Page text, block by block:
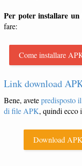
Per poter installare
fare:
Come installare
Link download
Bene, avetepredisposto
di file APK, quindi ecco
Download